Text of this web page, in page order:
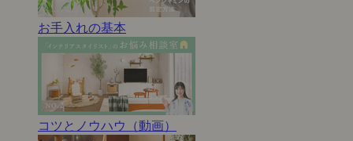
お手入れの基本
コツとノウハウ（動画）